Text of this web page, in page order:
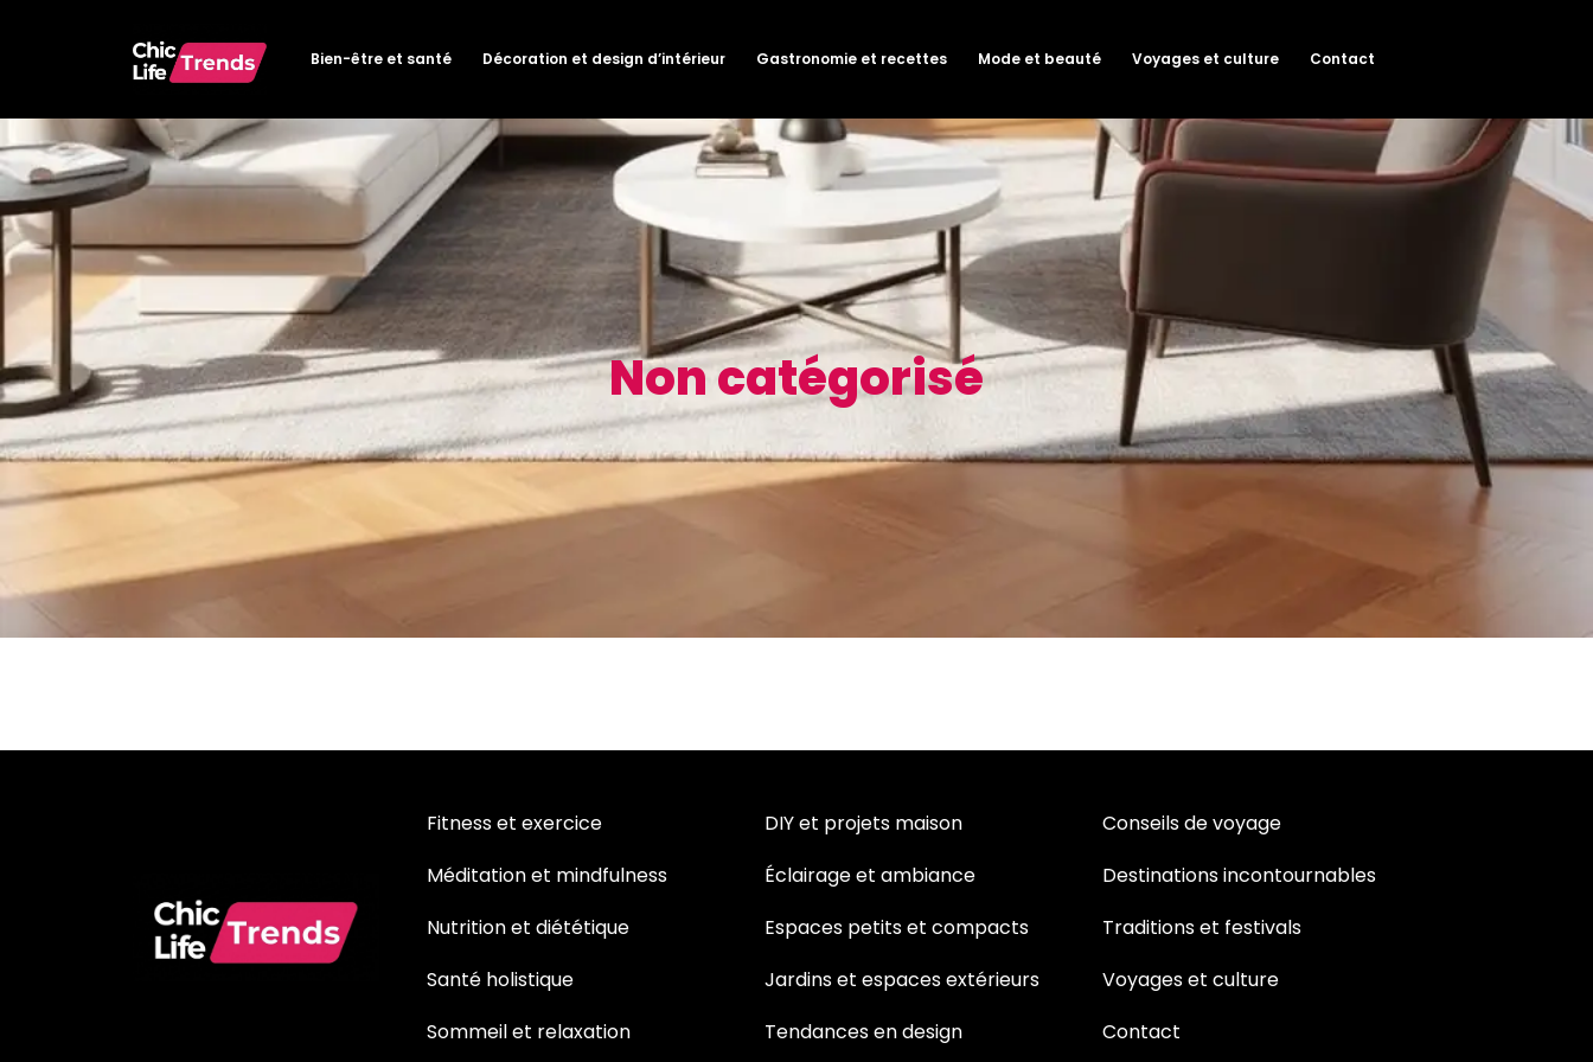
Bien-être et santé Décoration et design d’intérieur Gastronomie et recettes Mode et beauté Voyages et culture Contact
Non catégorisé
Fitness et exercice
Méditation et mindfulness
Nutrition et diététique
Santé holistique
Sommeil et relaxation
DIY et projets maison
Éclairage et ambiance
Espaces petits et compacts
Jardins et espaces extérieurs
Tendances en design
Conseils de voyage
Destinations incontournables
Traditions et festivals
Voyages et culture
Contact